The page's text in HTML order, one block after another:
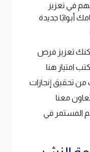
في تعزيز
أبوابًا جديدة
تعزيز فرص
امتياز هنا
من تحقيق إنجازات
معنا
المستمر في